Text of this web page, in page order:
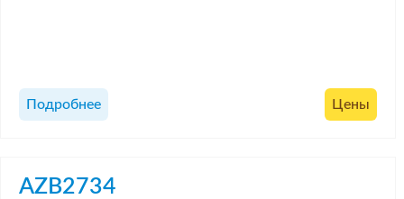
Подробнее Цены
AZB2734